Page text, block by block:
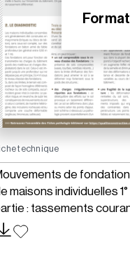
technique
de
maisons individuelles 1°
: tassements